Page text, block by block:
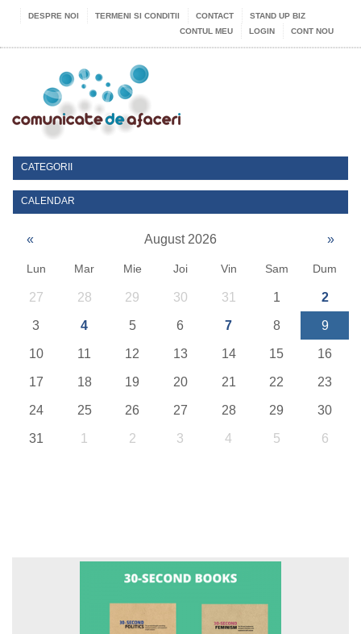
DESPRE NOI TERMENI SI CONDITII CONTACT
STAND UP BIZ
CONTUL MEU
LOGIN CONT NOU
CATEGORII
CALENDAR
« August 2026 »
Lun Mar Mie Joi Vin Sam Dum
27 28 29 30 31 1 2
3 4 5 6 7 8 9
10 11 12 13 14 15 16
17 18 19 20 21 22 23
24 25 26 27 28 29 30
31 1 2 3 4 5 6